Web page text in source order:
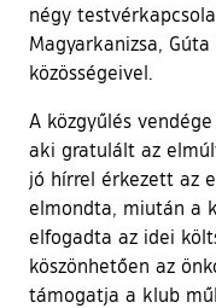
négy
Magyarkanizsa,
közösségeivel.
A közgyűlés
aki gratulált az
jó hírrel érkezett az
elmondta, miután a
elfogadta az idei
köszönhetően az
támogatja a klub